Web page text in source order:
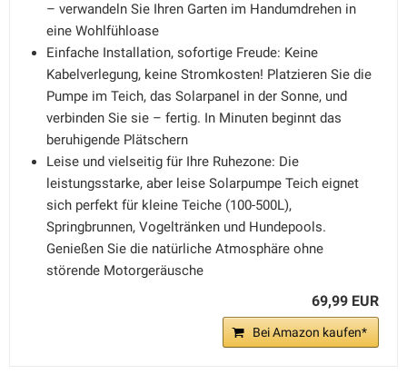
– verwandeln Sie Ihren Garten im Handumdrehen in
eine Wohlfühloase
Einfache Installation, sofortige Freude: Keine
Kabelverlegung, keine Stromkosten! Platzieren Sie die
Pumpe im Teich, das Solarpanel in der Sonne, und
verbinden Sie sie – fertig. In Minuten beginnt das
beruhigende Plätschern
Leise und vielseitig für Ihre Ruhezone: Die
leistungsstarke, aber leise Solarpumpe Teich eignet
sich perfekt für kleine Teiche (100-500L),
Springbrunnen, Vogeltränken und Hundepools.
Genießen Sie die natürliche Atmosphäre ohne
störende Motorgeräusche
69,99 EUR
Bei Amazon kaufen*